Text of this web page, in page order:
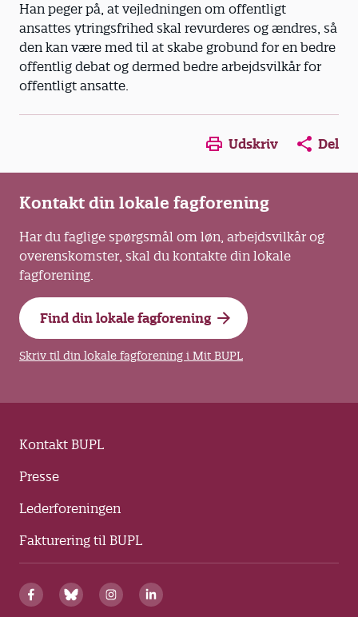
Han peger på, at vejledningen om offentligt
ansattes ytringsfrihed skal revurderes og ændres, så
den kan være med til at skabe grobund for en bedre
offentlig debat og dermed bedre arbejdsvilkår for
offentligt ansatte.
Opens in a new window
Opens in a new
Opens in
Udskriv Del
Kontakt din lokale fagforening
Har du faglige spørgsmål om løn, arbejdsvilkår og
overenskomster, skal du kontakte din lokale
fagforening.
Find din lokale fagforening
Skriv til din lokale fagforening i Mit BUPL
Kontakt BUPL
Presse
Lederforeningen
Fakturering til BUPL